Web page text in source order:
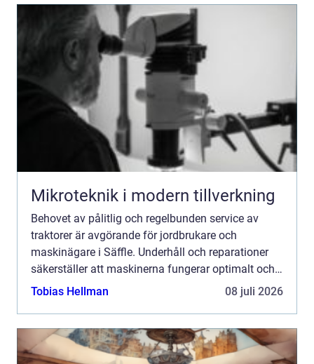
Mikroteknik i modern tillverkning
Behovet av pålitlig och regelbunden service av
traktorer är avgörande för jordbrukare och
maskinägare i Säffle. Underhåll och reparationer
säkerställer att maskinerna fungerar optimalt och
håller l...
Tobias Hellman 08 juli 2026